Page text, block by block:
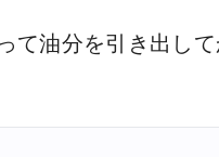
て油分を引き出し